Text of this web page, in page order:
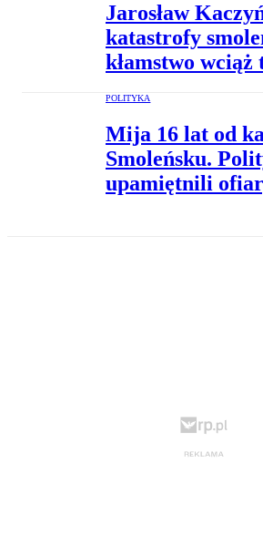
Jarosław
katastrofy
kłamstwo wciąż
POLITYKA
Mija 16 lat od
Smoleńsku.
upamiętnili